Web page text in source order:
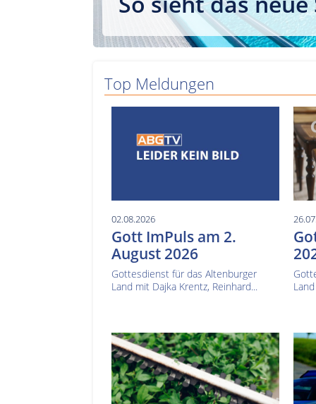
Top Meldungen
02.08.2026
Gott ImPuls am 2.
August 2026
Gottesdienst für das Altenburger
Land mit Dajka Krentz, Reinhard...